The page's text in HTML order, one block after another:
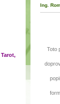
Ing.
Toto